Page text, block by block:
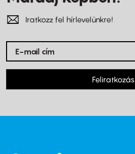
Iratkozz fel hírlevelünkre!
Feliratkozás